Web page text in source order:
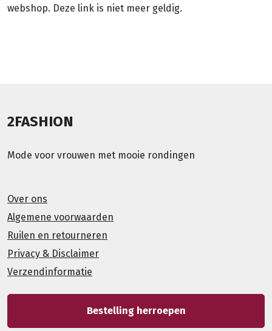
webshop. Deze link is niet meer geldig.
2FASHION
Mode voor vrouwen met mooie rondingen
Over ons
Algemene voorwaarden
Ruilen en retourneren
Privacy & Disclaimer
Verzendinformatie
Bestelling herroepen